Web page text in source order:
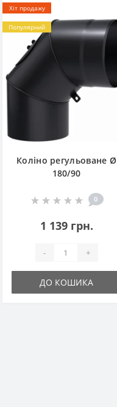
Хіт продажу
Популярний
Коліно регульоване Ø
180/90
0
1 139 грн.
- +
ДО КОШИКА